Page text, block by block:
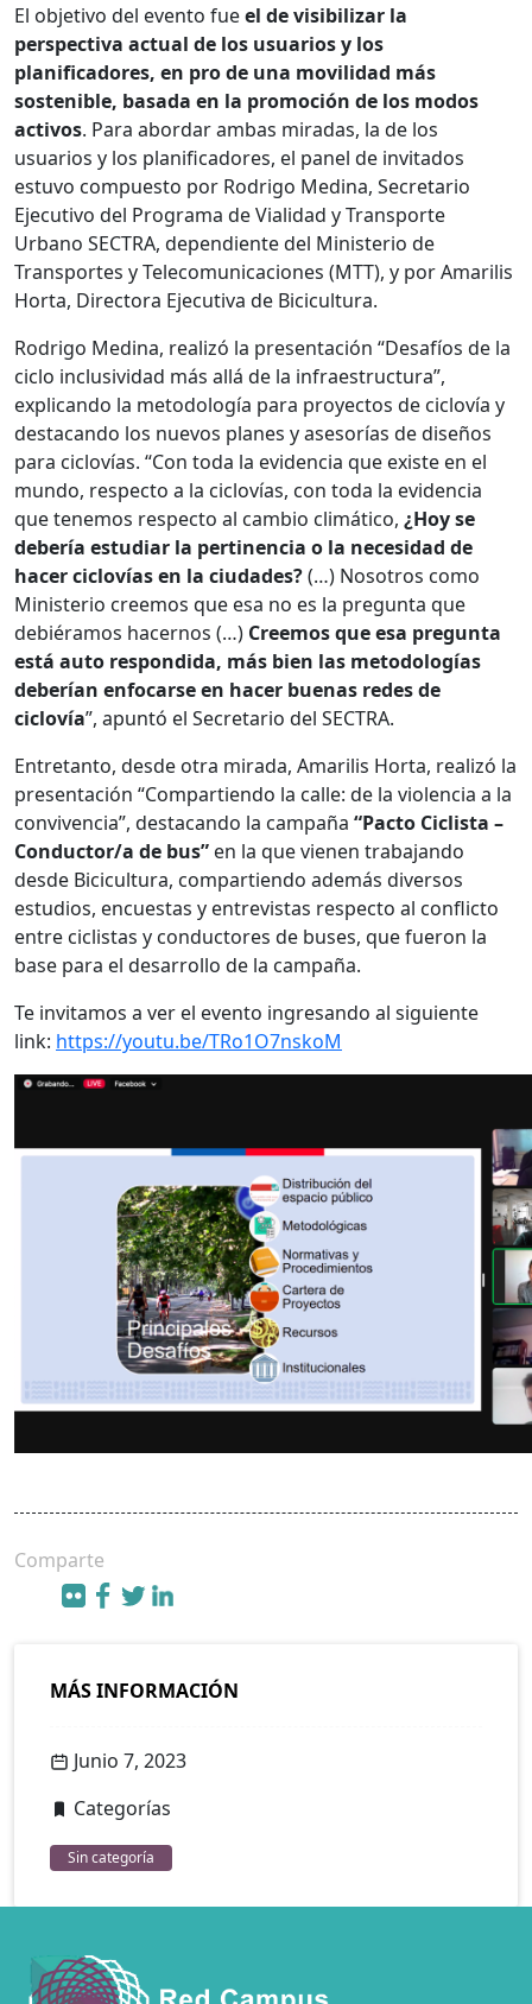
El objetivo del evento fueel de visibilizar la
perspectiva actual de los usuarios y los
planificadores, en pro de una movilidad más
sostenible, basada en la promoción de los modos
activos. Para abordar ambas miradas, la de los
usuarios y los planificadores, el panel de invitados
estuvo compuesto por Rodrigo Medina, Secretario
Ejecutivo del Programa de Vialidad y Transporte
Urbano SECTRA, dependiente del Ministerio de
Transportes y Telecomunicaciones (MTT), y por Amarilis
Horta, Directora Ejecutiva de Bicicultura.
Rodrigo Medina, realizó la presentación “Desafíos de la
ciclo inclusividad más allá de la infraestructura”,
explicando la metodología para proyectos de ciclovía y
destacando los nuevos planes y asesorías de diseños
para ciclovías. “Con toda la evidencia que existe en el
mundo, respecto a la ciclovías, con toda la evidencia
que tenemos respecto al cambio climático, ¿Hoy se
debería estudiar la pertinencia o la necesidad de
hacer ciclovías en la ciudades?(…) Nosotros como
Ministerio creemos que esa no es la pregunta que
debiéramos hacernos (…) Creemos que esa pregunta
está auto respondida, más bien las metodologías
deberían enfocarse en hacer buenas redes de
ciclovía”, apuntó el Secretario del SECTRA.
Entretanto, desde otra mirada, Amarilis Horta, realizó la
presentación “Compartiendo la calle: de la violencia a la
convivencia”, destacando la campaña “Pacto Ciclista –
Conductor/a de bus” en la que vienen trabajando
desde Bicicultura, compartiendo además diversos
estudios, encuestas y entrevistas respecto al conflicto
entre ciclistas y conductores de buses, que fueron la
base para el desarrollo de la campaña.
Te invitamos a ver el evento ingresando al siguiente
link: https://youtu.be/TRo1O7nskoM
Comparte
MÁS INFORMACIÓN
Junio 7, 2023
Categorías
Sin categoría